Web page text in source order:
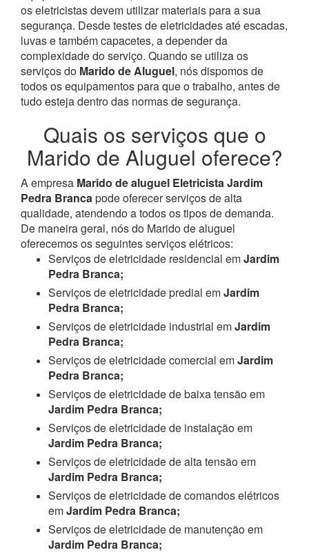
os eletricistas devem utilizar materiais para a sua
segurança. Desde testes de eletricidades até escadas,
luvas e também capacetes, a depender da
complexidade do serviço. Quando se utiliza os
serviços do Marido de Aluguel, nós dispomos de
todos os equipamentos para que o trabalho, antes de
tudo esteja dentro das normas de segurança.
Quais os serviços que o
Marido de Aluguel oferece?
A empresa Marido de aluguel Eletricista Jardim
Pedra Brancapode oferecer serviços de alta
qualidade, atendendo a todos os tipos de demanda.
De maneira geral, nós do Marido de aluguel
oferecemos os seguintes serviços elétricos:
Serviços de eletricidade residencial emJardim
Pedra Branca;
Serviços de eletricidade predial emJardim
Pedra Branca;
Serviços de eletricidade industrial emJardim
Pedra Branca;
Serviços de eletricidade comercial emJardim
Pedra Branca;
Serviços de eletricidade de baixa tensão em
Jardim Pedra Branca;
Serviços de eletricidade de instalação em
Jardim Pedra Branca;
Serviços de eletricidade de alta tensão em
Jardim Pedra Branca;
Serviços de eletricidade de comandos elétricos
emJardim Pedra Branca;
Serviços de eletricidade de manutenção em
Jardim Pedra Branca;